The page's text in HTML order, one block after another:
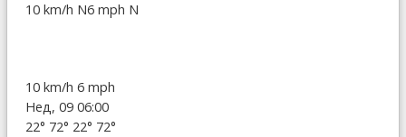
10 km/h N6 mph N
10 km/h 6 mph
Нед, 09 06:00
22° 72° 22° 72°